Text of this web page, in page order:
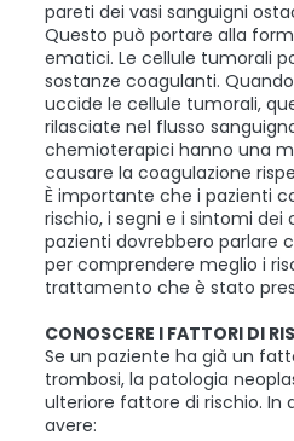
pareti dei vasi sanguigni
Questo può portare alla
ematici. Le cellule tumorali
sostanze coagulanti.
uccide le cellule tumorali,
rilasciate nel flusso
chemioterapici hanno una
causare la coagulazione
È importante che i pazienti
rischio, i segni e i sintomi dei
pazienti dovrebbero parlare
per comprendere meglio i
trattamento che è stato
CONOSCERE I FATTORI DI
Se un paziente ha già un
trombosi, la patologia
ulteriore fattore di rischio. In
avere: